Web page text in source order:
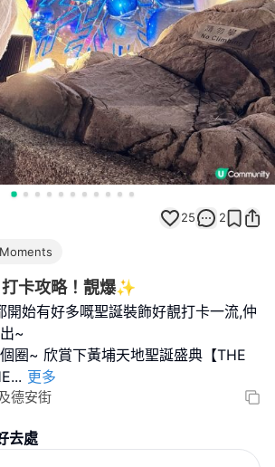
25 2
卡攻略！靚爆✨
開始有好多嘅聖誕裝飾好靚打卡一流,仲
~
圈~ 欣賞下黃埔天地聖誕盛典【THE
... 更多
德安街
去處